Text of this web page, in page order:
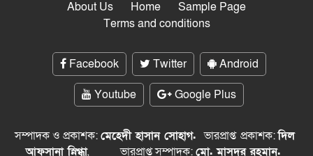
About Us Home
Sample Page
Terms and conditions
Facebook Twitter
Android
Youtube
Google Plus
সম্পাদক ও প্রকাশক:মেহেদী হাসান সোহাগ.ভারপ্রাপ্ত প্রকাশক:দিল
আফসানা স্নিগ্ধা, ভারপ্রাপ্ত সম্পাদক:মো. মাসুদুর রহমান.